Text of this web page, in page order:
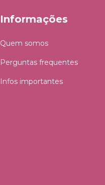
Informações
Quem somos
Perguntas frequentes
Infos importantes